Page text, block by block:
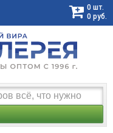
0 шт.
0 руб.